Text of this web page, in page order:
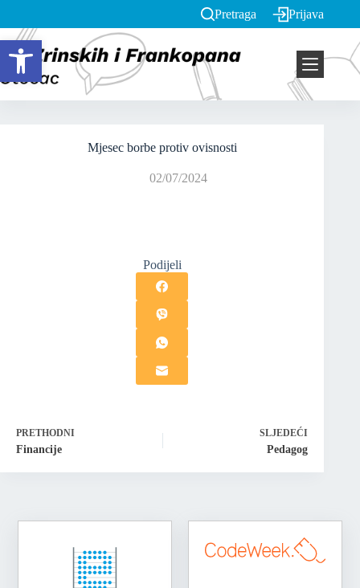
Open toolbar
Pretraga Prijava
Mjesec borbe protiv ovisnosti
02/07/2024
Podijeli
PRETHODNI
Financije
SLJEDEĆI
Pedagog